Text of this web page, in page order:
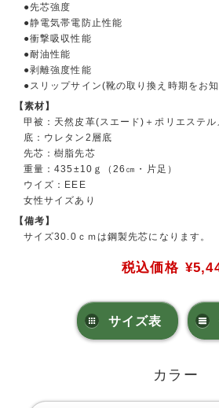
●先芯強度
●静電気帯電防止性能
●衝撃吸収性能
●耐油性能
●剥離強度性能
●スリップサイン(靴の取り換え時期をお
【素材】
甲被：天然皮革(スエード)＋ポリエステ
底：ウレタン2層底
先芯：樹脂先芯
重量：435±10ｇ（26㎝・片足）
ウイズ：EEE
女性サイズあり
【備考】
サイズ30.0ｃｍは鋼製先芯になります。
税込価格
サイズ表
カラー